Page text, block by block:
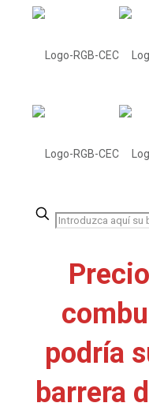
podría
barrera